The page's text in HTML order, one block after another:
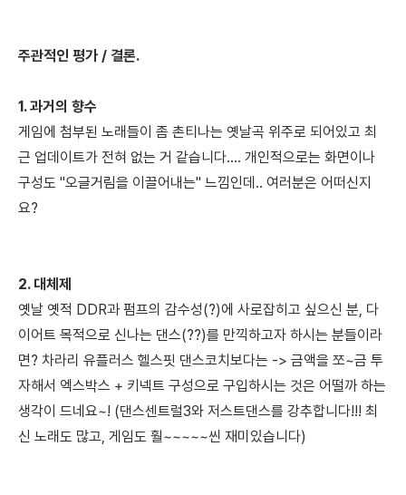
주관적인 평가 / 결론.
1. 과거의 향수
게임에 첨부된 노래들이 좀 촌티나는 옛날곡 위주로 되어있고 최
근 업데이트가 전혀 없는 거 같습니다.... 개인적으로는 화면이나
구성도 "오글거림을 이끌어내는" 느낌인데.. 여러분은 어떠신지
요?
2. 대체제
옛날 옛적 DDR과 펌프의 감수성(?)에 사로잡히고 싶으신 분, 다
이어트 목적으로 신나는 댄스(??)를 만끽하고자 하시는 분들이라
면? 차라리 유플러스 헬스핏 댄스코치보다는 -> 금액을 쪼~금 투
자해서 엑스박스 + 키넥트 구성으로 구입하시는 것은 어떨까 하는
생각이 드네요~! (댄스센트럴3와 저스트댄스를 강추합니다!!! 최
신 노래도 많고, 게임도 훨~~~~~씬 재미있습니다)